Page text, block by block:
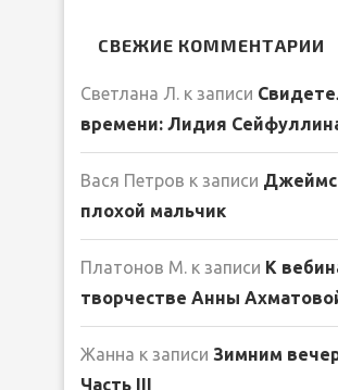
СВЕЖИЕ КОММЕНТАРИИ
Светлана Л. к записи
времени: Лидия
Вася Петров к записи
плохой мальчик
Платонов М. к записи К
творчестве Анны
Жанна к записи Зимним
Часть III